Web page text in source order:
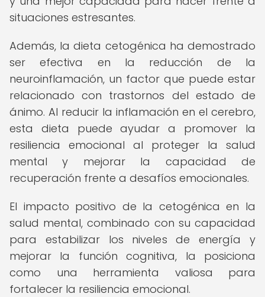
situaciones estresantes.
Además, la dieta cetogénica ha demostrado
ser efectiva en la reducción de la
neuroinflamación, un factor que puede estar
relacionado con trastornos del estado de
ánimo. Al reducir la inflamación en el cerebro,
esta dieta puede ayudar a promover la
resiliencia emocional al proteger la salud
mental y mejorar la capacidad de
recuperación frente a desafíos emocionales.
El impacto positivo de la cetogénica en la
salud mental, combinado con su capacidad
para estabilizar los niveles de energía y
mejorar la función cognitiva, la posiciona
como una herramienta valiosa para
fortalecer la resiliencia emocional.